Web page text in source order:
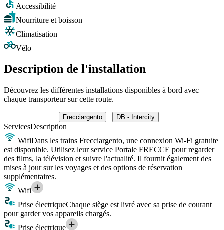
Accessibilité
Nourriture et boisson
Climatisation
Vélo
Description de l'installation
Découvrez les différentes installations disponibles à bord avec
chaque transporteur sur cette route.
Frecciargento DB - Intercity
ServicesDescription
WifiDans les trains Frecciargento, une connexion Wi-Fi gratuite
est disponible. Utilisez leur service Portale FRECCE pour regarder
des films, la télévision et suivre l'actualité. Il fournit également des
mises à jour sur les voyages et des options de réservation
supplémentaires.
Wifi
Prise électriqueChaque siège est livré avec sa prise de courant
pour garder vos appareils chargés.
Prise électrique